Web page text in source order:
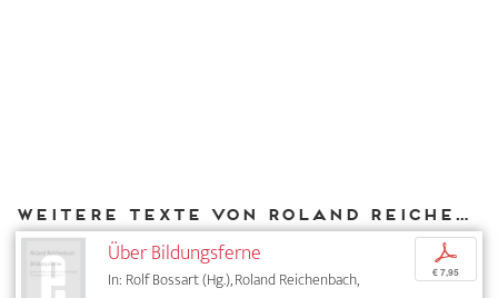
Weitere Texte von Roland Reichenbach bei DIAPHANES
Über Bildungsferne
In: Rolf Bossart (Hg.), Roland Reichenbach,
p
€ 7,95